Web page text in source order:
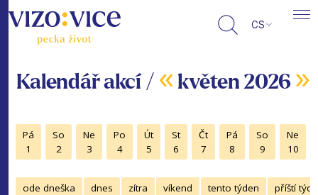
CS
Kalendář akcí / « květen 2026 »
Pá
1
So
2
Ne
3
Po
4
Út
5
St
6
Čt
7
Pá
8
So
9
Ne
10
ode dneška dnes zítra víkend tento týden
příští